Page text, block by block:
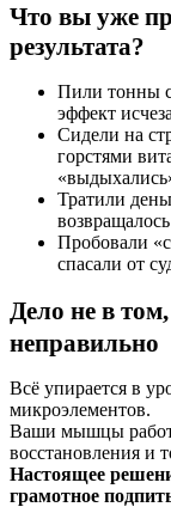
Что вы уже
результата?
Пили тонны
эффект
Сидели на
горстями
Тратили
Пробовали
спасали от
Дело не в
неправильно
Всё упирается в
микроэлементов.
Ваши мышцы
восстановления и
Настоящее
грамотное